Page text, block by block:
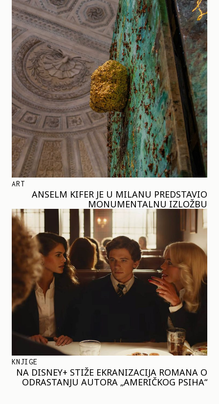
ART
ANSELM KIFER JE U MILANU PREDSTAVIO
MONUMENTALNU IZLOŽBU
KNJIGE
NA DISNEY+ STIŽE EKRANIZACIJA ROMANA O
ODRASTANJU AUTORA „AMERIČKOG PSIHA“